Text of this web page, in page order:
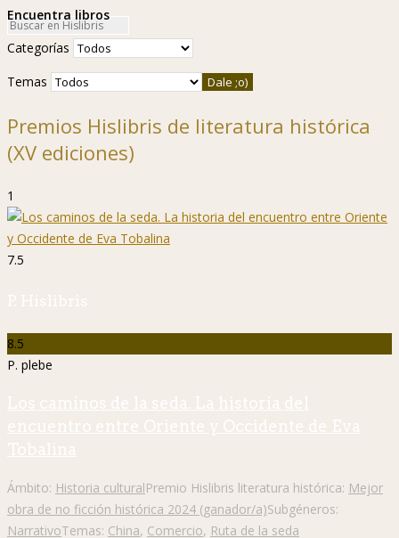
Encuentra libros
Categorías
Temas
Premios Hislibris de literatura histórica
(XV ediciones)
1
7.5
P. Hislibris
8.5
P. plebe
Los caminos de la seda. La historia del
encuentro entre Oriente y Occidente de Eva
Tobalina
Ámbito: Historia culturalPremio Hislibris literatura histórica: Mejor
obra de no ficción histórica 2024 (ganador/a)Subgéneros:
NarrativoTemas: China, Comercio, Ruta de la seda